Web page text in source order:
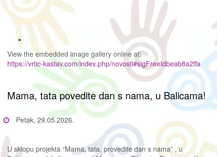
View the embedded image gallery online at:
https://vrtic-kastav.com/index.php/novosti#sigFreeIdbeab8a2ffa
Mama, tata povedite dan s nama, u Balicama!
Petak, 29.05.2026.
U sklopu projekta “Mama, tata, provedite dan s nama” , u